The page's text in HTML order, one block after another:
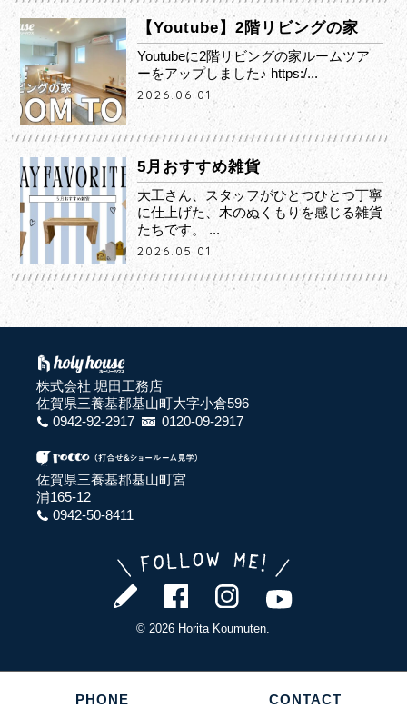
PHONE CONTACT
【Youtube】2階リビングの家
Youtubeに2階リビングの家ルームツア
ーをアップしました♪ https:/...
2026.06.01
5月おすすめ雑貨
大工さん、スタッフがひとつひとつ丁寧
に仕上げた、木のぬくもりを感じる雑貨
たちです。 ...
2026.05.01
株式会社 堀田工務店
佐賀県三養基郡基山町大字小倉596
0942-92-2917
0120-09-2917
佐賀県三養基郡基山町宮
浦165-12
0942-50-8411
© 2026 Horita Koumuten.